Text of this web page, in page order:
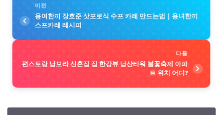
이전
용여한끼 장호준 삿포로식 수프 카레 만드는법｜용녀한끼
스프카레 레시피
다음
편스토랑 남보라 신혼집 집 한강뷰 남산타워 불꽃축제 아파
트 위치 어디?